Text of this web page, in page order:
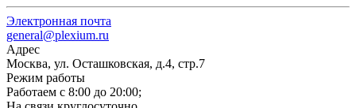
Электронная почта
general@plexium.ru
Адрес
Москва, ул. Осташковская, д.4, стр.7
Режим работы
Работаем с 8:00 до 20:00;